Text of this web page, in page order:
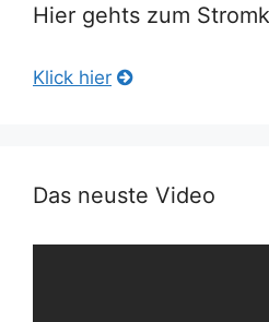
Hier gehts zum
Klick hier
Das neuste Video